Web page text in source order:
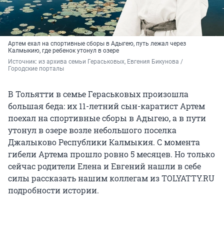
Артем ехал на спортивные сборы в Адыгею, путь лежал через
Калмыкию, где ребенок утонул в озере
Источник: из архива семьи Гераськовых, Евгения Бикунова /
Городские порталы
В Тольятти в семье Гераськовых произошла
большая беда: их 11-летний сын-каратист Артем
поехал на спортивные сборы в Адыгею, а в пути
утонул в озере возле небольшого поселка
Джалыково Республики Калмыкия. С момента
гибели Артема прошло ровно 5 месяцев. Но только
сейчас родители Елена и Евгений нашли в себе
силы рассказать нашим коллегам из TOLYATTY.RU
подробности истории.